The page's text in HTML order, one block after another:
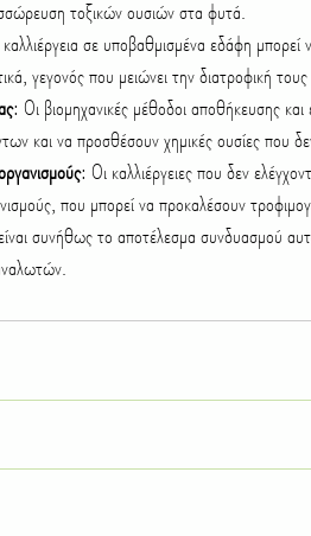
τοξικών ουσιών στα φυτά.
σε υποβαθμισμένα εδάφη μπορεί
γεγονός που μειώνει την διατροφική
: Οι βιομηχανικές μέθοδοι αποθήκευσης
και να προσθέσουν χημικές ουσίες που
: Οι καλλιέργειες που δεν
που μπορεί να προκαλέσουν
είναι συνήθως το αποτέλεσμα συνδυασμού